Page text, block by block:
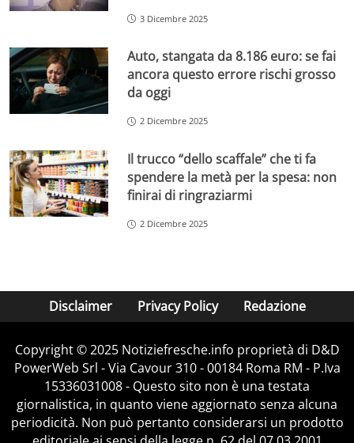
3 Dicembre 2025
Auto, stangata da 8.186 euro: se fai
ancora questo errore rischi grosso
da oggi
2 Dicembre 2025
Il trucco “dello scaffale” che ti fa
spendere la metà per la spesa: non
finirai di ringraziarmi
2 Dicembre 2025
Disclaimer Privacy Policy Redazione
Copyright © 2025 Notiziefresche.info proprietà di D&D
PowerWeb Srl - Via Cavour 310 - 00184 Roma RM - P.Iva
15336031008 - Questo sito non è una testata
giornalistica, in quanto viene aggiornato senza alcuna
periodicità. Non può pertanto considerarsi un prodotto